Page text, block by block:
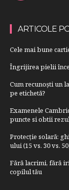
ARTICOLE
Cele mai bune
Îngrijirea pielii
Cum recunoști un
pe etichetă?
Examenele
puncte si obtii
Protecție solară:
ului (15 vs. 30 vs.
Fără lacrimi, fără
copilul tău